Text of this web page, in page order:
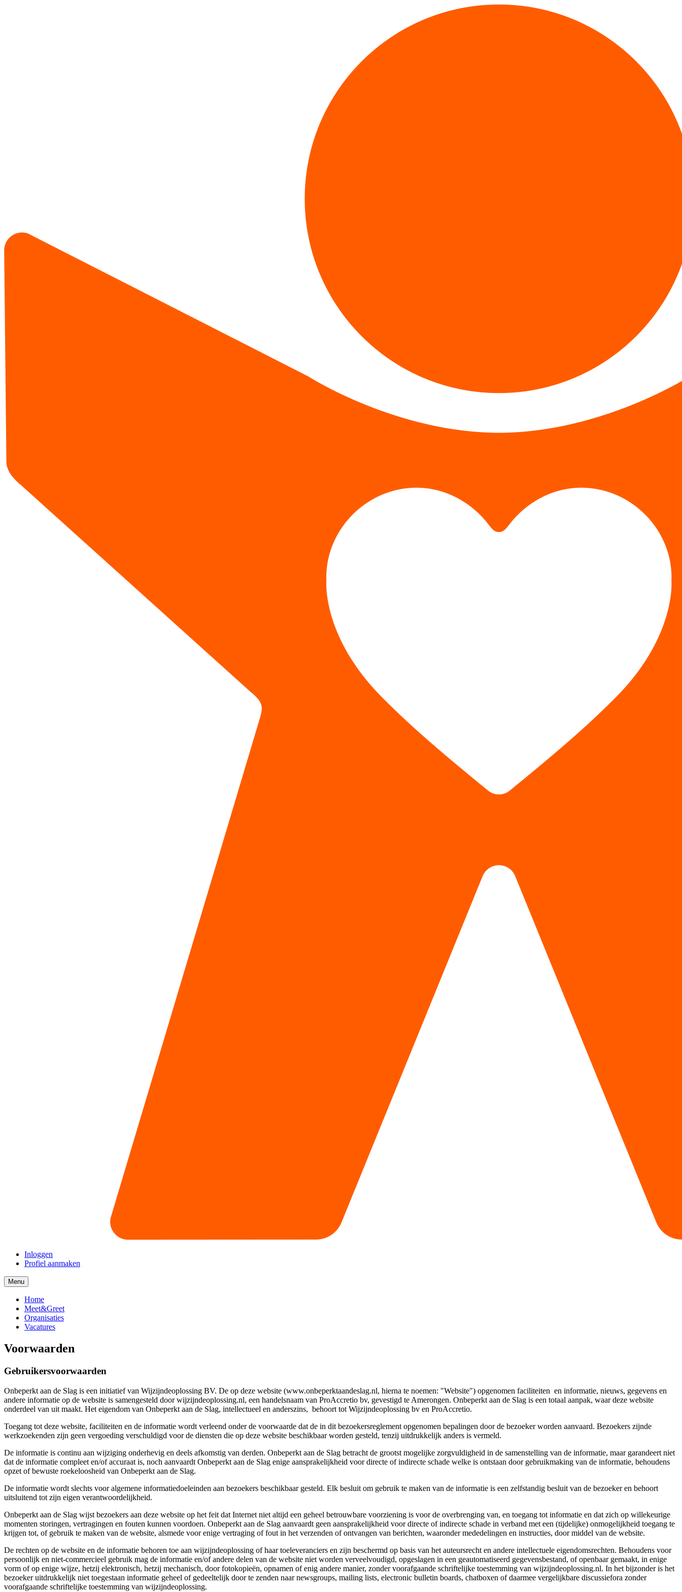
Inloggen
Profiel aanmaken
MenuMenu
collapsed
Home
Meet&Greet
Organisaties
Vacatures
Voorwaarden
Gebruikersvoorwaarden
Onbeperkt aan de Slag is een initiatief van Wijzijndeoplossing BV. De op deze website (www.onbeperktaandeslag.nl, hierna te noemen: "Website") opgenomen faciliteiten en informatie, nieuws, gegevens en
andere informatie op de website is samengesteld door wijzijndeoplossing.nl, een handelsnaam van ProAccretio bv, gevestigd te Amerongen. Onbeperkt aan de Slag is een totaal aanpak, waar deze website
onderdeel van uit maakt. Het eigendom van Onbeperkt aan de Slag, intellectueel en anderszins, behoort tot Wijzijndeoplossing bv en ProAccretio.
Toegang tot deze website, faciliteiten en de informatie wordt verleend onder de voorwaarde dat de in dit bezoekersreglement opgenomen bepalingen door de bezoeker worden aanvaard. Bezoekers zijnde
werkzoekenden zijn geen vergoeding verschuldigd voor de diensten die op deze website beschikbaar worden gesteld, tenzij uitdrukkelijk anders is vermeld.
De informatie is continu aan wijziging onderhevig en deels afkomstig van derden. Onbeperkt aan de Slag betracht de grootst mogelijke zorgvuldigheid in de samenstelling van de informatie, maar garandeert niet
dat de informatie compleet en/of accuraat is, noch aanvaardt Onbeperkt aan de Slag enige aansprakelijkheid voor directe of indirecte schade welke is ontstaan door gebruikmaking van de informatie, behoudens
opzet of bewuste roekeloosheid van Onbeperkt aan de Slag.
De informatie wordt slechts voor algemene informatiedoeleinden aan bezoekers beschikbaar gesteld. Elk besluit om gebruik te maken van de informatie is een zelfstandig besluit van de bezoeker en behoort
uitsluitend tot zijn eigen verantwoordelijkheid.
Onbeperkt aan de Slag wijst bezoekers aan deze website op het feit dat Internet niet altijd een geheel betrouwbare voorziening is voor de overbrenging van, en toegang tot informatie en dat zich op willekeurige
momenten storingen, vertragingen en fouten kunnen voordoen. Onbeperkt aan de Slag aanvaardt geen aansprakelijkheid voor directe of indirecte schade in verband met een (tijdelijke) onmogelijkheid toegang te
krijgen tot, of gebruik te maken van de website, alsmede voor enige vertraging of fout in het verzenden of ontvangen van berichten, waaronder mededelingen en instructies, door middel van de website.
De rechten op de website en de informatie behoren toe aan wijzijndeoplossing of haar toeleveranciers en zijn beschermd op basis van het auteursrecht en andere intellectuele eigendomsrechten. Behoudens voor
persoonlijk en niet-commercieel gebruik mag de informatie en/of andere delen van de website niet worden verveelvoudigd, opgeslagen in een geautomatiseerd gegevensbestand, of openbaar gemaakt, in enige
vorm of op enige wijze, hetzij elektronisch, hetzij mechanisch, door fotokopieën, opnamen of enig andere manier, zonder voorafgaande schriftelijke toestemming van wijzijndeoplossing.nl. In het bijzonder is het
bezoeker uitdrukkelijk niet toegestaan informatie geheel of gedeeltelijk door te zenden naar newsgroups, mailing lists, electronic bulletin boards, chatboxen of daarmee vergelijkbare discussiefora zonder
voorafgaande schriftelijke toestemming van wijzijndeoplossing.